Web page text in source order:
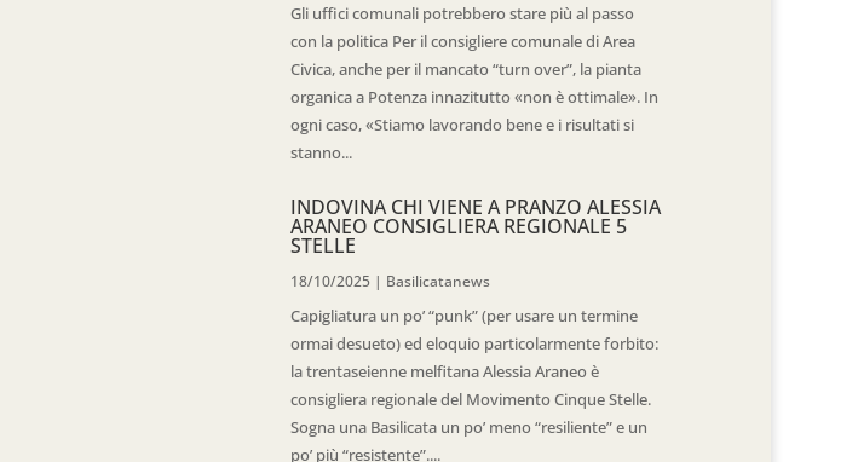
Gli uffici comunali potrebbero stare più al passo
con la politica Per il consigliere comunale di Area
Civica, anche per il mancato “turn over”, la pianta
organica a Potenza innazitutto «non è ottimale». In
ogni caso, «Stiamo lavorando bene e i risultati si
stanno...
INDOVINA CHI VIENE A PRANZO ALESSIA
ARANEO CONSIGLIERA REGIONALE 5
STELLE
18/10/2025 | Basilicatanews
Capigliatura un po’ “punk” (per usare un termine
ormai desueto) ed eloquio particolarmente forbito:
la trentaseienne melfitana Alessia Araneo è
consigliera regionale del Movimento Cinque Stelle.
Sogna una Basilicata un po’ meno “resiliente” e un
po’ più “resistente”....